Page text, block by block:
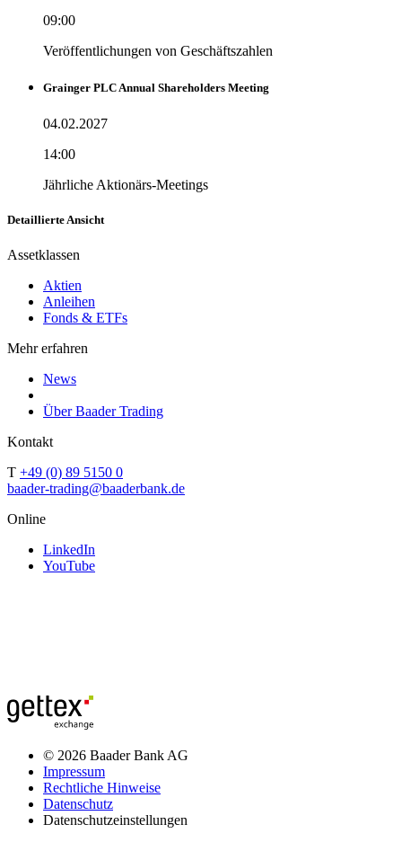
09:00
Veröffentlichungen von Geschäftszahlen
Grainger PLC Annual Shareholders Meeting
04.02.2027
14:00
Jährliche Aktionärs-Meetings
Detaillierte Ansicht
Assetklassen
Aktien
Anleihen
Fonds & ETFs
Mehr erfahren
News
Über Baader Trading
Kontakt
T +49 (0) 89 5150 0
baader-trading@baaderbank.de
Online
LinkedIn
YouTube
© 2026 Baader Bank AG
Impressum
Rechtliche Hinweise
Datenschutz
Datenschutzeinstellungen